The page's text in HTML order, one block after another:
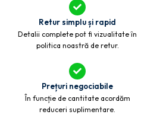
Retur simplu și rapid
Detalii complete pot fi vizualitate în
politica noastră de retur.
Prețuri negociabile
În funcție de cantitate acordăm
reduceri suplimentare.